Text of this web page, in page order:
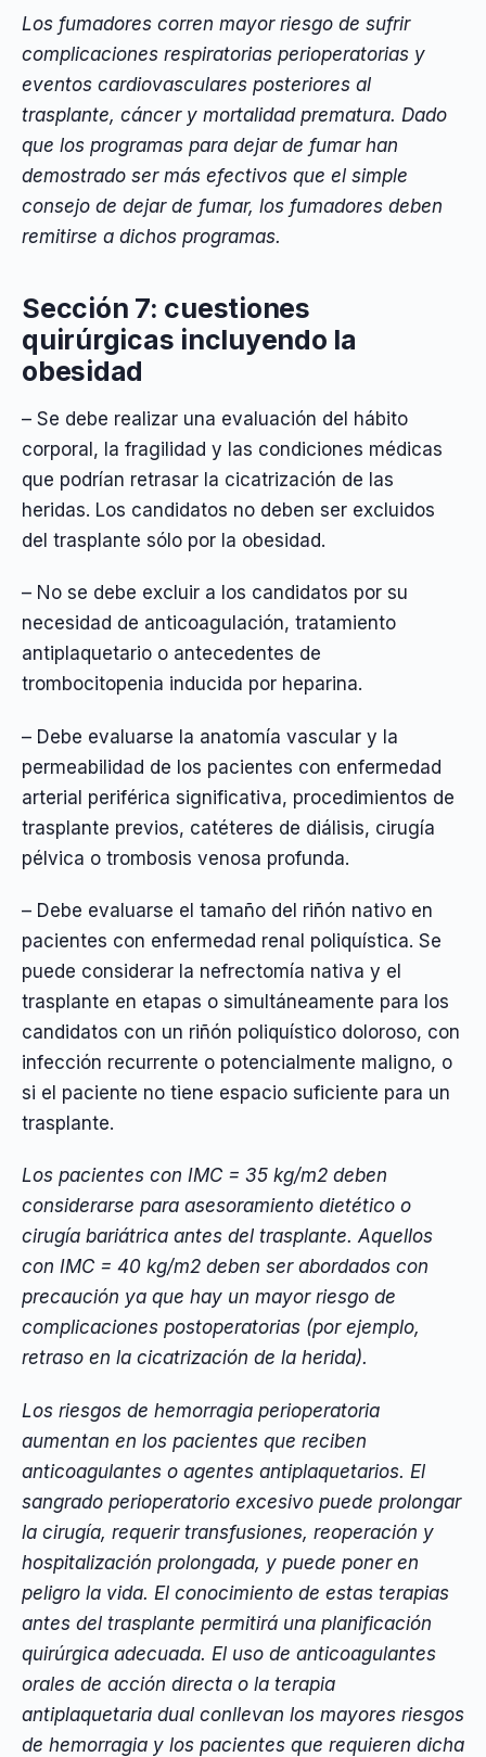
Los fumadores corren mayor riesgo de sufrir
complicaciones respiratorias perioperatorias y
eventos cardiovasculares posteriores al
trasplante, cáncer y mortalidad prematura. Dado
que los programas para dejar de fumar han
demostrado ser más efectivos que el simple
consejo de dejar de fumar, los fumadores deben
remitirse a dichos programas.
Sección 7: cuestiones
quirúrgicas incluyendo la
obesidad
– Se debe realizar una evaluación del hábito
corporal, la fragilidad y las condiciones médicas
que podrían retrasar la cicatrización de las
heridas. Los candidatos no deben ser excluidos
del trasplante sólo por la obesidad.
– No se debe excluir a los candidatos por su
necesidad de anticoagulación, tratamiento
antiplaquetario o antecedentes de
trombocitopenia inducida por heparina.
– Debe evaluarse la anatomía vascular y la
permeabilidad de los pacientes con enfermedad
arterial periférica significativa, procedimientos de
trasplante previos, catéteres de diálisis, cirugía
pélvica o trombosis venosa profunda.
– Debe evaluarse el tamaño del riñón nativo en
pacientes con enfermedad renal poliquística. Se
puede considerar la nefrectomía nativa y el
trasplante en etapas o simultáneamente para los
candidatos con un riñón poliquístico doloroso, con
infección recurrente o potencialmente maligno, o
si el paciente no tiene espacio suficiente para un
trasplante.
Los pacientes con IMC = 35 kg/m2 deben
considerarse para asesoramiento dietético o
cirugía bariátrica antes del trasplante. Aquellos
con IMC = 40 kg/m2 deben ser abordados con
precaución ya que hay un mayor riesgo de
complicaciones postoperatorias (por ejemplo,
retraso en la cicatrización de la herida).
Los riesgos de hemorragia perioperatoria
aumentan en los pacientes que reciben
anticoagulantes o agentes antiplaquetarios. El
sangrado perioperatorio excesivo puede prolongar
la cirugía, requerir transfusiones, reoperación y
hospitalización prolongada, y puede poner en
peligro la vida. El conocimiento de estas terapias
antes del trasplante permitirá una planificación
quirúrgica adecuada. El uso de anticoagulantes
orales de acción directa o la terapia
antiplaquetaria dual conllevan los mayores riesgos
de hemorragia y los pacientes que requieren dicha